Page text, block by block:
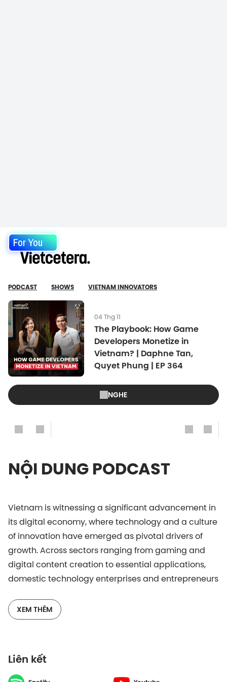
For You
PODCAST SHOWS VIETNAM INNOVATORS
04 Thg 11
The Playbook: How Game
Developers Monetize in
Vietnam? | Daphne Tan,
Quyet Phung | EP 364
NGHE
NỘI DUNG PODCAST
Vietnam is witnessing a significant advancement in
its digital economy, where technology and a culture
of innovation have emerged as pivotal drivers of
growth. Across sectors ranging from gaming and
digital content creation to essential applications,
domestic technology enterprises and entrepreneurs
shaping them. Within a few years, numerous
Vietnamese game and app development studios
exemplifying strategic vision and a resolute
ambition to expand.
XEM THÊM
Liên kết